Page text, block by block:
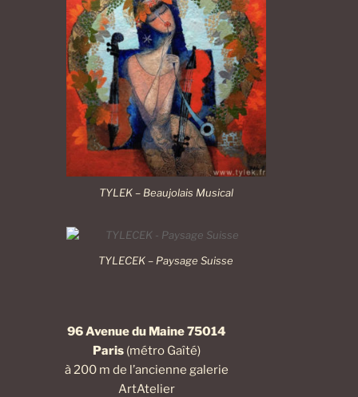
TYLEK – Beaujolais Musical
TYLECEK – Paysage Suisse
96 Avenue du Maine 75014
Paris (métro Gaîté)
à 200 m de l’ancienne galerie
ArtAtelier